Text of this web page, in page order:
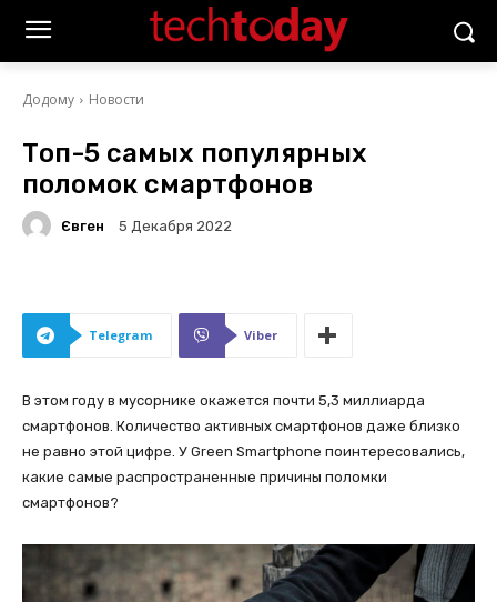
Додому Новости
Топ-5 самых популярных
поломок смартфонов
Євген 5 Декабря 2022
Telegram Viber
В этом году в мусорнике окажется почти 5,3 миллиарда
смартфонов. Количество активных смартфонов даже близко
не равно этой цифре. У Green Smartphone поинтересовались,
какие самые распространенные причины поломки
смартфонов?